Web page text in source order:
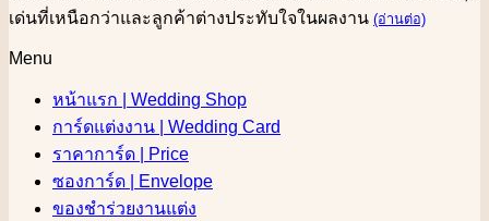
เด่นที่เหนือกว่าและลูกค้าต่างประทับใจในผลงาน (อ่านต่อ)
Menu
หน้าแรก | Wedding Shop
การ์ดแต่งงาน | Wedding Card
ราคาการ์ด | Price
ซองการ์ด | Envelope
ของชำร่วยงานแต่ง